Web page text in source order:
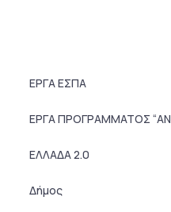
ΕΡΓΑ ΕΣΠΑ
ΕΡΓΑ ΠΡΟΓΡΑΜΜΑΤΟΣ
ΕΛΛΑΔΑ 2.0
Δήμος